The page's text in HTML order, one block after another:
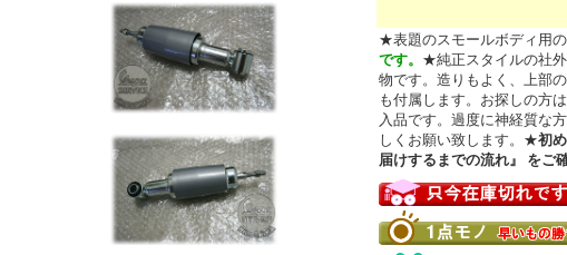
★表題のスモールボディ用の
です。 ★純正スタイルの社
物です。造りもよく、上部
も付属します。お探しの方
入品です。過度に神経質な
しくお願い致します。★初
届けするまでの流れ』 をご